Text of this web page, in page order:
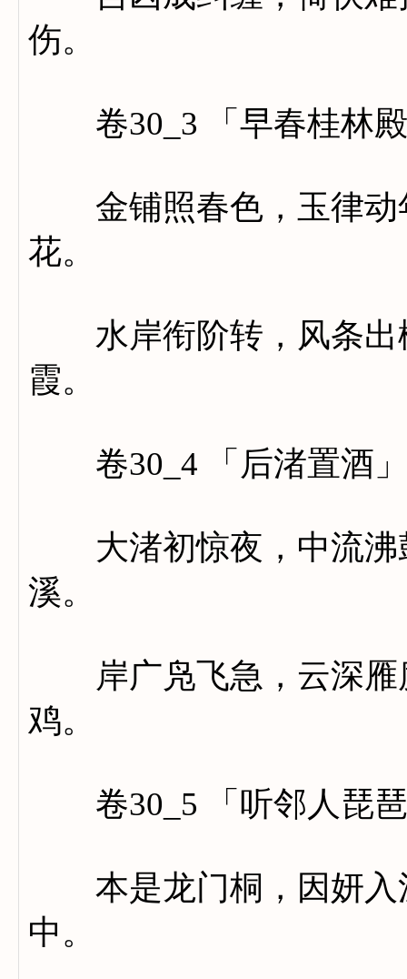
伤。
卷30_3 「早春桂林殿
金铺照春色，玉律动
花。
水岸衔阶转，风条出
霞。
卷30_4 「后渚置酒
大渚初惊夜，中流沸
溪。
岸广凫飞急，云深雁
鸡。
卷30_5 「听邻人琵琶
本是龙门桐，因妍入
中。